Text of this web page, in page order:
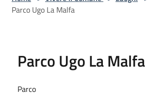
Parco Ugo La Malfa
Parco Ugo La Malfa
Parco